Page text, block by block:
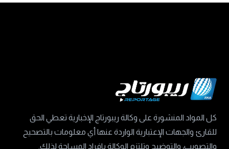
كل المواد المنشورة على وكالة ريبورتاج الإخبارية تعطي الحق
للقارئ والجهات الإعتبارية الواردة عنها أي معلومات بالتصحيح
والتصويب، والتوضيح وتلتزم الوكالة بإفراد المساحة لذلك.